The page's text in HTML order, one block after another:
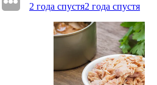
2 года спустя2 года спустя